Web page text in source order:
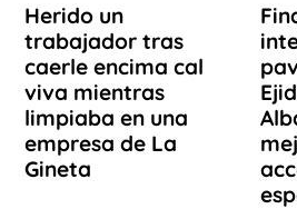
Herido un
trabajador tras
caerle encima cal
viva mientras
limpiaba en una
empresa de La
Gineta